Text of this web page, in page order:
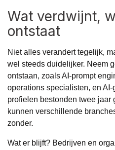
Wat verdwijnt,
ontstaat
Niet alles verandert tegelijk,
wel steeds duidelijker. Neem
ontstaan, zoals AI-prompt
operations specialisten, en
profielen bestonden twee jaar
kunnen verschillende
zonder.
Wat er blijft? Bedrijven en